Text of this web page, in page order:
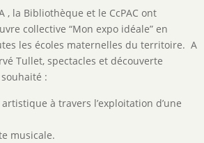
, la Bibliothèque et le CcPAC ont
collective “Mon expo idéale” en
les écoles maternelles du territoire. A
Tullet, spectacles et découverte
:
artistique à travers l’exploitation d’une
musicale.